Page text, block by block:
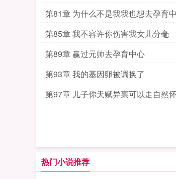
第81章 为什么不是我我也想去孕育
第85章 我不容许你伤害我女儿分毫
第89章 赢过元帅去孕育中心
第93章 我的基因卵被调换了
第97章 儿子你天赋异禀可以走自然
热门小说推荐